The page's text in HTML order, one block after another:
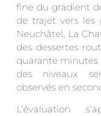
fine du gradient
de trajet vers les
Neuchâtel, La
des dessertes
quarante minutes
des niveaux
observés en
L’évaluation